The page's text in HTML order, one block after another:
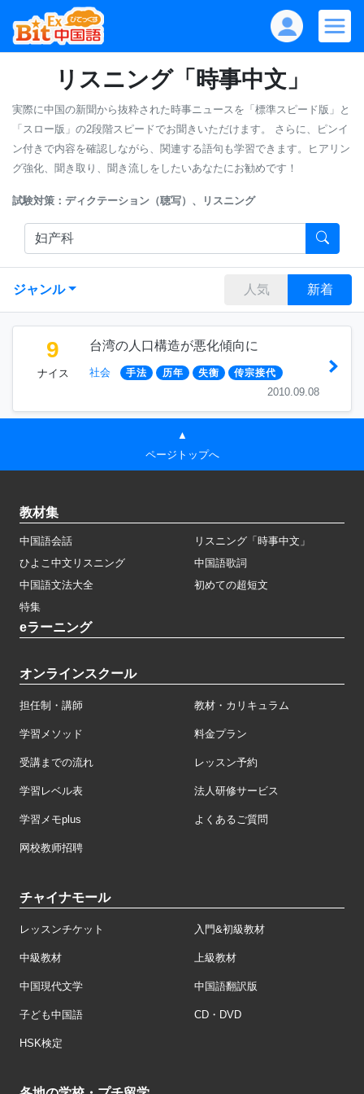
リスニング「時事中文」
実際に中国の新聞から抜粋された時事ニュースを「標準スピード版」と
「スロー版」の2段階スピードでお聞きいただけます。
さらに、ピンイ
ン付きで内容を確認しながら、関連する語句も学習できます。ヒアリン
グ強化、聞き取り、聞き流しをしたいあなたにお勧めです！
試験対策：ディクテーション（聴写）、リスニング
ジャンル 人気 新着
9
ナイス
台湾の人口構造が悪化傾向に
社会 手法 历年 失衡 传宗接代
2010.09.08
▲
ページトップへ
教材集
中国語会話
リスニング「時事中文」
ひよこ中文リスニング
中国語歌詞
中国語文法大全
初めての超短文
特集
eラーニング
オンラインスクール
担任制・講師 教材・カリキュラム
学習メソッド 料金プラン
受講までの流れ レッスン予約
学習レベル表 法人研修サービス
学習メモplus よくあるご質問
网校教师招聘
チャイナモール
レッスンチケット 入門&初級教材
中級教材 上級教材
中国現代文学 中国語翻訳版
子ども中国語 CD・DVD
HSK検定